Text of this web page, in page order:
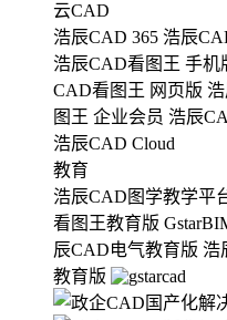
云CAD
浩辰CAD 365 浩辰
浩辰CAD看图王 手机
CAD看图王 网页版
图王 企业会员 浩辰
浩辰CAD Cloud
教育
浩辰CAD图学教学平
看图王教育版
辰CAD电气教育版 浩
教育版